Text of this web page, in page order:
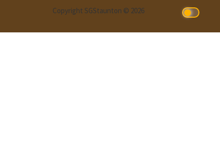
Copyright SGStaunton © 2026